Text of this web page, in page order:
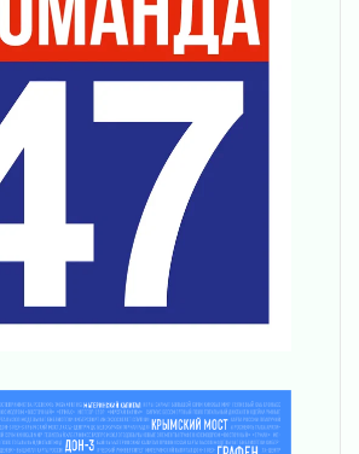
для детей и взрослых
День Воздушно-
заслуги жителей перед
области о неоплаченных